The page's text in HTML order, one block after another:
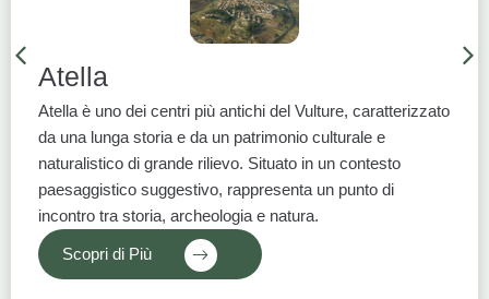
Atella
Atella è uno dei centri più antichi del Vulture, caratterizzato
da una lunga storia e da un patrimonio culturale e
naturalistico di grande rilievo. Situato in un contesto
paesaggistico suggestivo, rappresenta un punto di
incontro tra storia, archeologia e natura.
Scopri di Più